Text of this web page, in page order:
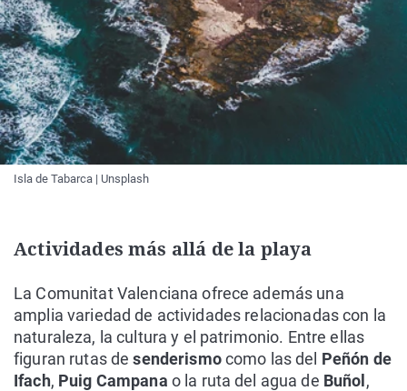
Isla de Tabarca | Unsplash
Actividades más allá de la playa
La Comunitat Valenciana ofrece además una
amplia variedad de actividades relacionadas con la
naturaleza, la cultura y el patrimonio. Entre ellas
figuran rutas desenderismocomo las del Peñón de
Ifach, Puig Campana o la ruta del agua de Buñol,